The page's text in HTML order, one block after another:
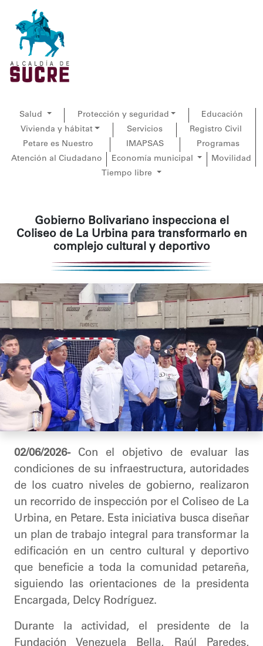
Salud Protección y seguridad
Educación
Vivienda y hábitat
Servicios
Registro Civil
Petare es Nuestro
IMAPSAS
Programas
Atención al Ciudadano
Economía municipal
Movilidad
Tiempo libre
Gobierno Bolivariano inspecciona el
Coliseo de La Urbina para transformarlo en
complejo cultural y deportivo
02/06/2026-Con el objetivo de evaluar las
condiciones de su infraestructura, autoridades
de los cuatro niveles de gobierno, realizaron
un recorrido de inspección por el Coliseo de La
Urbina, en Petare. Esta iniciativa busca diseñar
un plan de trabajo integral para transformar la
edificación en un centro cultural y deportivo
que beneficie a toda la comunidad petareña,
siguiendo las orientaciones de la presidenta
Encargada, Delcy Rodríguez.
​Durante la actividad, el presidente de la
Fundación Venezuela Bella, Raúl Paredes,